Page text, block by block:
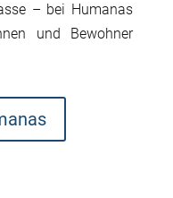
– bei Humanas
und Bewohner